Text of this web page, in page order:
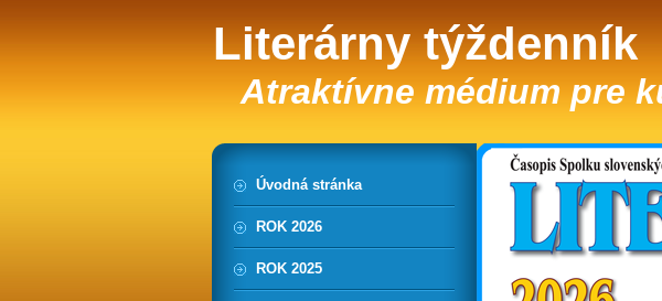
Literárny týždenník
Atraktívne médium pre
Úvodná stránka
ROK 2026
ROK 2025